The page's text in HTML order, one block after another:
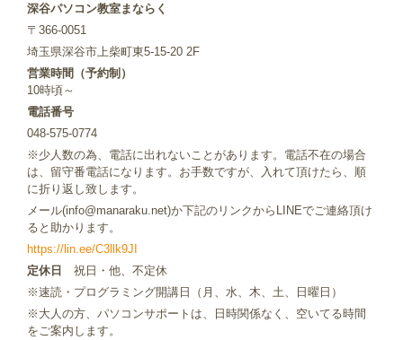
深谷パソコン教室まならく
〒366-0051
埼玉県深谷市上柴町東5-15-20 2F
営業時間（予約制）
10時頃～
電話番号
048-575-0774
※少人数の為、電話に出れないことがあります。電話不在の場合
は、留守番電話になります。お手数ですが、入れて頂けたら、順
に折り返し致します。
メール(info@manaraku.net)か下記のリンクからLINEでご連絡頂け
ると助かります。
https://lin.ee/C3llk9JI
定休日
祝日・他、不定休
※速読・プログラミング開講日（月、水、木、土、日曜日）
※大人の方、パソコンサポートは、日時関係なく、空いてる時間
をご案内します。